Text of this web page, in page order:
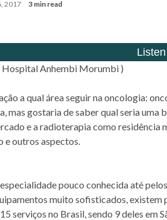
2017 3 min read
Hospital Anhembi Morumbi )
a qual área seguir na oncologia:
mas gostaria de saber qual seria
e a radioterapia como residência
e outros aspectos.
pouco conhecida até
muito sofisticados, existem
serviços no Brasil, sendo 9 deles em